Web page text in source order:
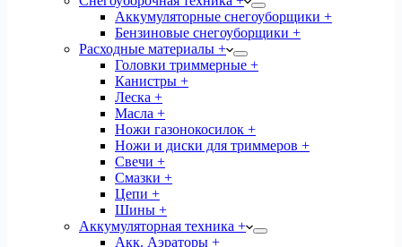
Аккумуляторные снегоуборщики +
Бензиновые снегоуборщики +
Расходные материалы +
Головки триммерные +
Канистры +
Леска +
Масла +
Ножи газонокосилок +
Ножи и диски для триммеров +
Свечи +
Смазки +
Цепи +
Шины +
Аккумуляторная техника +
Акк. Аэраторы +